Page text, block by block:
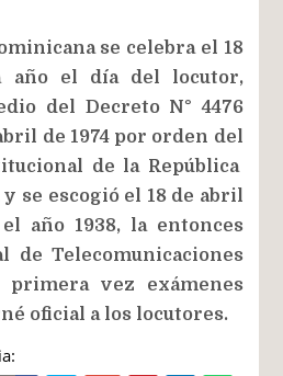
se celebra el 18
año el día del locutor,
del Decreto N° 4476
de 1974 por orden del
de la República
se escogió el 18 de abril
año 1938, la entonces
de Telecomunicaciones
vez exámenes
oficial a los locutores.